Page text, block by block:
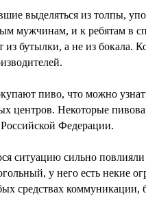
выделяться из толпы,
мужчинам, и к ребятам в
из бутылки, а не из бокала.
пиво, что можно
центров. Некоторые
Федерации.
ситуацию сильно
у него есть некие
средствах коммуникации,